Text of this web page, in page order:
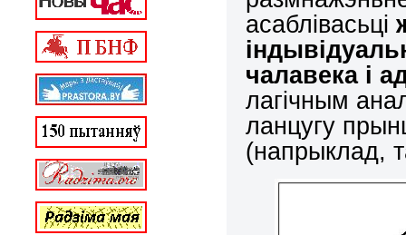
асаблівасьці
чалавека і
лагічным
ланцугу
(напрыклад,